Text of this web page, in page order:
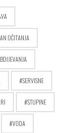
OČITANJA
SERVISNE
STUPINE
VODA